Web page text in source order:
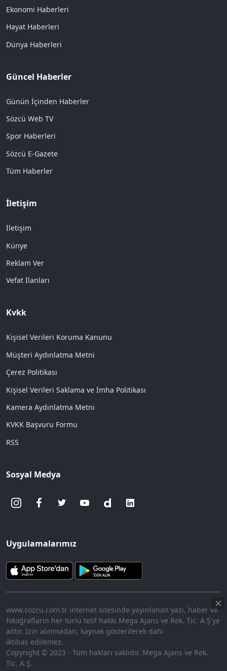
Ekonomi Haberleri
Hayat Haberleri
Dünya Haberleri
Güncel Haberler
Günün İçinden Haberler
Sözcü Web TV
Spor Haberleri
Sözcü E-Gazete
Tüm Haberler
İletişim
İletişim
Künye
Reklam Ver
Vefat İlanları
Kvkk
Kişisel Verileri Koruma Kanunu
Müşteri Aydınlatma Metni
Çerez Politikası
Kişisel Verileri Saklama ve İmha Politikası
Kamera Aydınlatma Metni
KVKK Başvuru Formu
RSS
Sosyal Medya
Uygulamalarımız
www.sozcu.com.tr internet sitesinde yayınlanan yazı, haber ve
fotoğrafların her türlü telif hakkı Mega Ajans ve Rek. Tic. A.Ş'ye
aittir. İzin alınmadan, kaynak gösterilerek dahi
iktibas edilemez.
Copyright © 2023 - Tüm hakları saklıdır. Mega Ajans ve Rek.
Tic. A.Ş.